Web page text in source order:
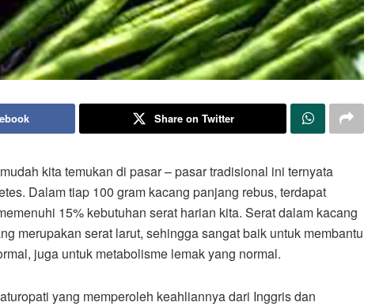
Share on Twitter
kita temukan di pasar – pasar tradisional ini ternyata
Dalam tiap 100 gram kacang panjang rebus, terdapat
15% kebutuhan serat harian kita. Serat dalam kacang
merupakan serat larut, sehingga sangat baik untuk membantu
juga untuk metabolisme lemak yang normal.
yang memperoleh keahliannya dari Inggris dan